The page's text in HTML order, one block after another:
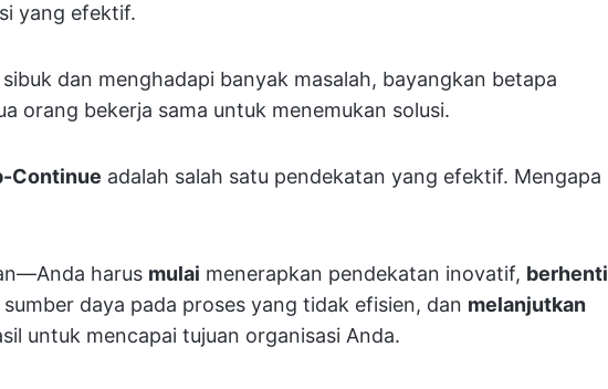
yang efektif.
dan menghadapi banyak masalah, bayangkan betapa
orang bekerja sama untuk menemukan solusi.
Continue adalah salah satu pendekatan yang efektif. Mengapa
harus mulai menerapkan pendekatan inovatif, berhenti
daya pada proses yang tidak efisien, dan melanjutkan
untuk mencapai tujuan organisasi Anda.